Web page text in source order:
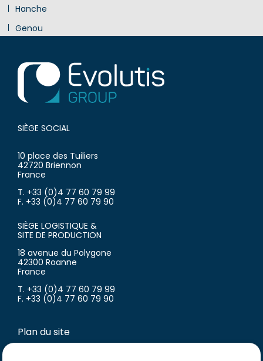
Hanche
Genou
SIÈGE SOCIAL
10 place des Tuiliers
42720 Briennon
France
T. +33 (0)4 77 60 79 99
F. +33 (0)4 77 60 79 90
SIÈGE LOGISTIQUE &
SITE DE PRODUCTION
18 avenue du Polygone
42300 Roanne
France
T. +33 (0)4 77 60 79 99
F. +33 (0)4 77 60 79 90
Plan du site